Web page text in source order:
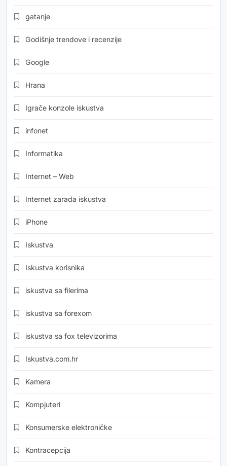
gatanje
Godišnje trendove i recenzije
Google
Hrana
Igrače konzole iskustva
infonet
Informatika
Internet – Web
Internet zarada iskustva
iPhone
Iskustva
Iskustva korisnika
iskustva sa filerima
iskustva sa forexom
iskustva sa fox televizorima
Iskustva.com.hr
Kamera
Kompjuteri
Konsumerske elektroničke
Kontracepcija